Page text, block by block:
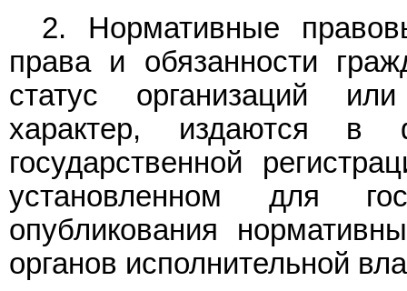
2. Нормативные
права и обязанности
статус организаций
характер, издаются в
государственной
установленном для
опубликования
органов исполнительной